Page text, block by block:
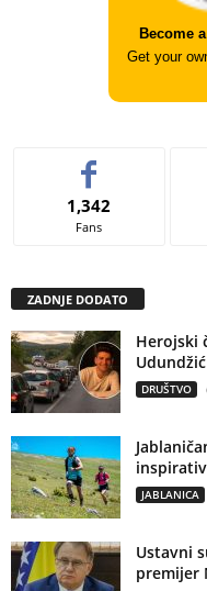
Become
Get your
1,342
Fans
ZADNJE DODATO
Herojski
DRUŠTVO
JABLANICA
Ustavni
premijer